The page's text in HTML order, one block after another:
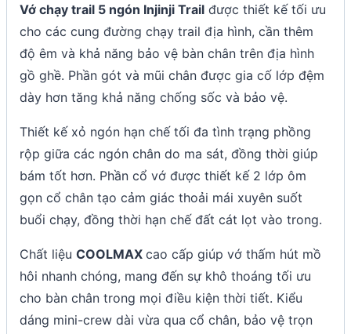
Vớ chạy trail 5 ngón Injinji Trail được thiết kế tối ưu
cho các cung đường chạy trail địa hình, cần thêm
độ êm và khả năng bảo vệ bàn chân trên địa hình
gồ ghề. Phần gót và mũi chân được gia cố lớp đệm
dày hơn tăng khả năng chống sốc và bảo vệ.
Thiết kế xỏ ngón hạn chế tối đa tình trạng phồng
rộp giữa các ngón chân do ma sát, đồng thời giúp
bám tốt hơn. Phần cổ vớ được thiết kế 2 lớp ôm
gọn cổ chân tạo cảm giác thoải mái xuyên suốt
buổi chạy, đồng thời hạn chế đất cát lọt vào trong.
Chất liệu COOLMAX cao cấp giúp vớ thấm hút mồ
hôi nhanh chóng, mang đến sự khô thoáng tối ưu
cho bàn chân trong mọi điều kiện thời tiết. Kiểu
dáng mini-crew dài vừa qua cổ chân, bảo vệ trọn